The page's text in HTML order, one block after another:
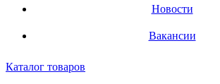
Новости
Вакансии
Каталог товаров